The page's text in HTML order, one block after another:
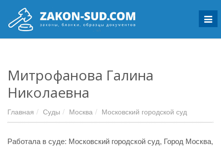
Митрофанова Галина
Николаевна
Главная Суды Москва Московский городской суд
Работала в суде: Московский городской суд, Город Москва,